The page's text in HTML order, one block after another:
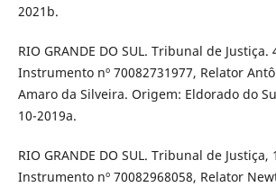
2021b.
RIO GRANDE DO SUL. Tribunal de Justiça.
Instrumento nº 70082731977, Relator
Amaro da Silveira. Origem: Eldorado do
10-2019a.
RIO GRANDE DO SUL. Tribunal de Justiça,
Instrumento nº 70082968058, Relator